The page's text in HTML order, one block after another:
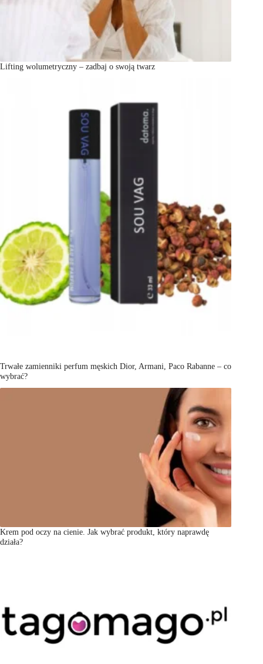
Lifting wolumetryczny – zadbaj o swoją twarz
Trwałe zamienniki perfum męskich Dior, Armani, Paco Rabanne – co
wybrać?
Krem pod oczy na cienie. Jak wybrać produkt, który naprawdę
działa?